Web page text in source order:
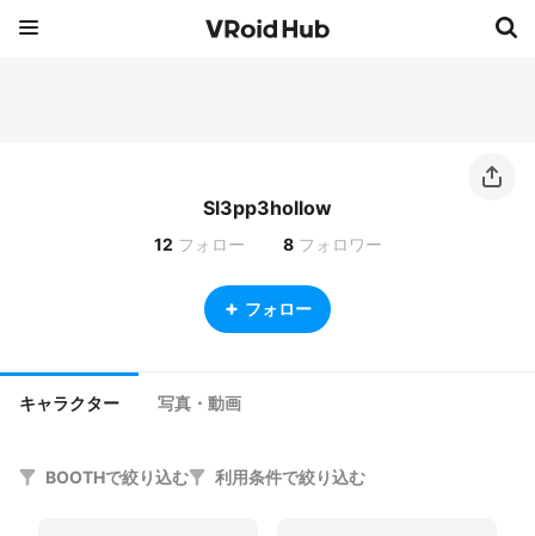
Sl3pp3hollow
12 フォロー 8 フォロワー
フォロー
キャラクター 写真・動画
BOOTHで絞り込む 利用条件で絞り込む